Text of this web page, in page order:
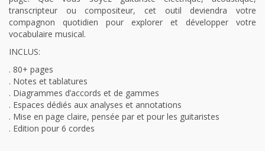
transcripteur ou compositeur, cet outil deviendra votre
compagnon quotidien pour explorer et développer votre
vocabulaire musical.
INCLUS:
. 80+ pages
. Notes et tablatures
. Diagrammes d’accords et de gammes
. Espaces dédiés aux analyses et annotations
. Mise en page claire, pensée par et pour les guitaristes
. Edition pour 6 cordes